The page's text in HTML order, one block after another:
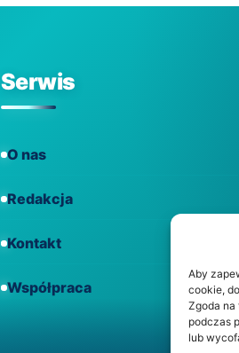
Aby
cookie,
Zgoda
podczas
lub
Serwis
O nas
Redakcja
Kontakt
Współpraca